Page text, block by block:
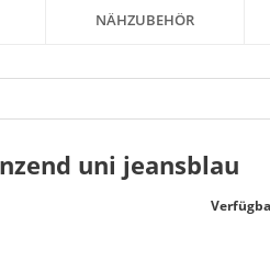
NÄHZUBEHÖR
uni jeansblau